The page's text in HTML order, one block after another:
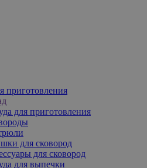
приготовления
для приготовления
для сковород
для сковород
для выпечки